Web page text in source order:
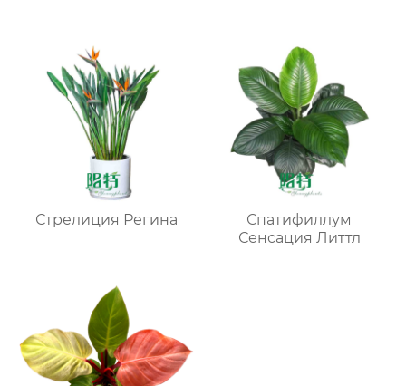
Стрелиция Регина
Спатифиллум
Сенсация Литтл